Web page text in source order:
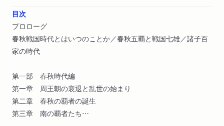
目次
プロローグ
春秋戦国時代とはいつのことか／春秋五覇と戦国七雄／諸子百
家の時代
第一部 春秋時代編
第一章 周王朝の衰退と乱世の始まり
第二章 春秋の覇者の誕生
第三章 南の覇者たち